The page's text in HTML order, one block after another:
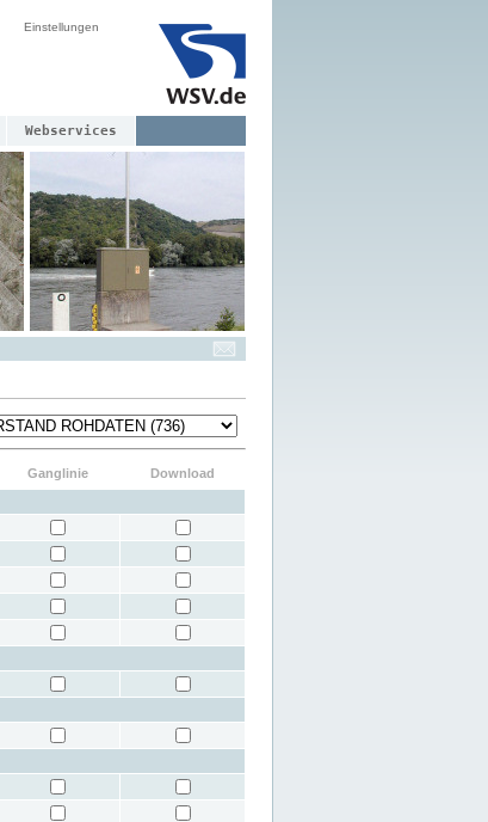
Einstellungen
Webservices
Ganglinie
Download